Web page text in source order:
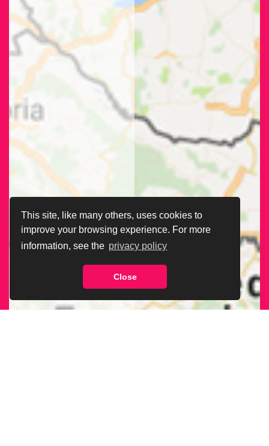
This site, like many others, uses cookies to
improve your browsing experience. For more
information, see the privacy policy
Close